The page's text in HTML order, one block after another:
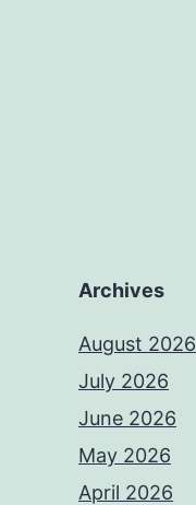
Archives
August 2026
July 2026
June 2026
May 2026
April 2026